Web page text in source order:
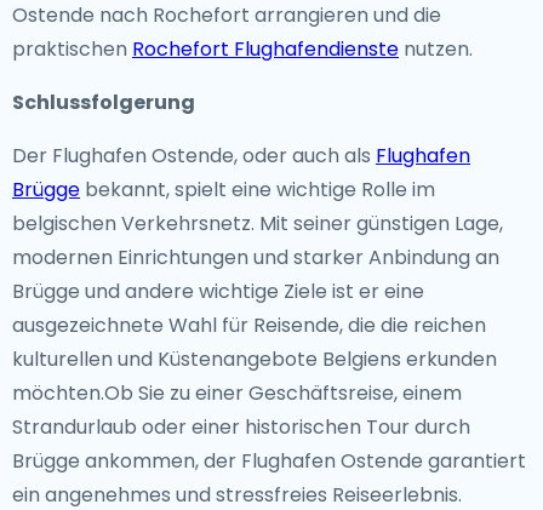
Ostende nach Rochefort arrangieren und die
praktischen Rochefort Flughafendienste nutzen.
Schlussfolgerung
Der Flughafen Ostende, oder auch als Flughafen
Brügge bekannt, spielt eine wichtige Rolle im
belgischen Verkehrsnetz. Mit seiner günstigen Lage,
modernen Einrichtungen und starker Anbindung an
Brügge und andere wichtige Ziele ist er eine
ausgezeichnete Wahl für Reisende, die die reichen
kulturellen und Küstenangebote Belgiens erkunden
möchten.Ob Sie zu einer Geschäftsreise, einem
Strandurlaub oder einer historischen Tour durch
Brügge ankommen, der Flughafen Ostende garantiert
ein angenehmes und stressfreies Reiseerlebnis.